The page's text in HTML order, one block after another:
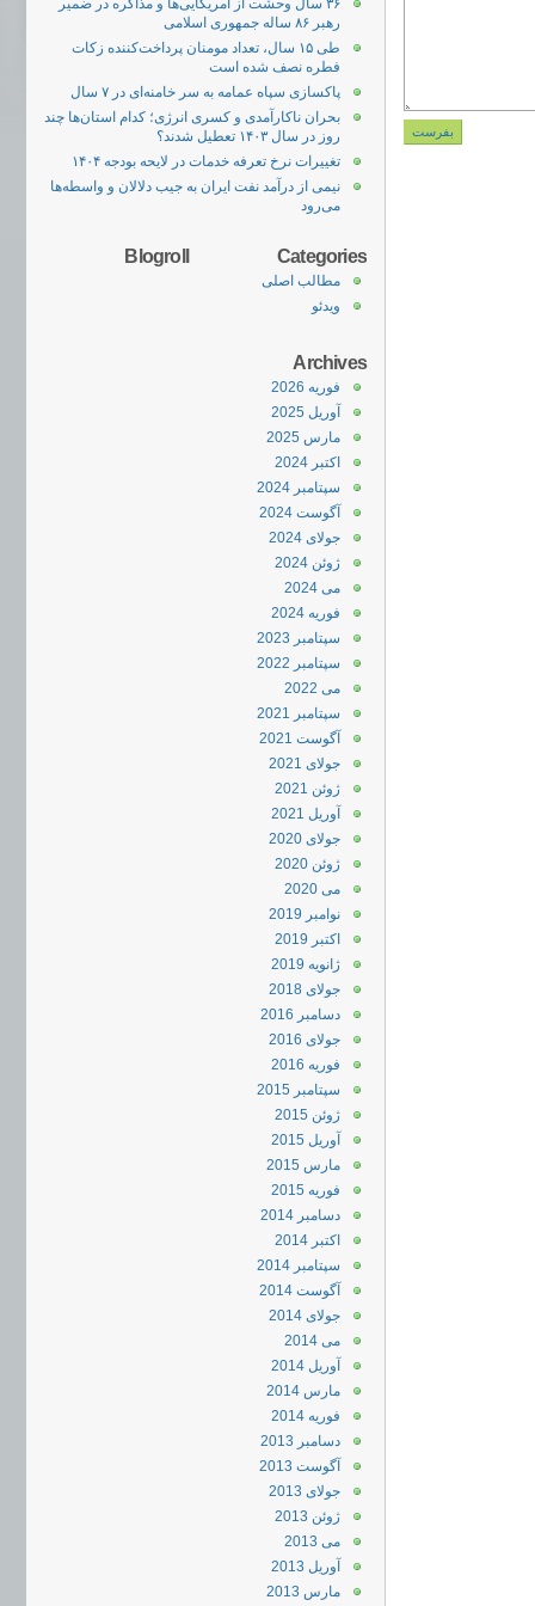
۳۶ سال وحشت از آمریکایی‌ها و مذاکره در ضمیر
رهبر ۸۶ ساله جمهوری اسلامی
طی ۱۵ سال، تعداد مومنان پرداخت‌کننده زکات
فطره نصف شده است
پاکسازی سپاه عمامه به سر خامنه‌‌ای در ۷ سال
بحران ناکارآمدی و کسری انرژی؛ کدام استان‌ها چند
روز در سال ۱۴۰۳ تعطیل شدند؟
تغییرات نرخ تعرفه خدمات در لایحه بودجه ۱۴۰۴
نیمی از درآمد نفت ایران به جیب دلالان و واسطه‌ها
می‌رود
Categories
مطالب اصلی
ویدئو
Blogroll
Archives
فوریه 2026
آوریل 2025
مارس 2025
اکتبر 2024
سپتامبر 2024
آگوست 2024
جولای 2024
ژوئن 2024
می 2024
فوریه 2024
سپتامبر 2023
سپتامبر 2022
می 2022
سپتامبر 2021
آگوست 2021
جولای 2021
ژوئن 2021
آوریل 2021
جولای 2020
ژوئن 2020
می 2020
نوامبر 2019
اکتبر 2019
ژانویه 2019
جولای 2018
دسامبر 2016
جولای 2016
فوریه 2016
سپتامبر 2015
ژوئن 2015
آوریل 2015
مارس 2015
فوریه 2015
دسامبر 2014
اکتبر 2014
سپتامبر 2014
آگوست 2014
جولای 2014
می 2014
آوریل 2014
مارس 2014
فوریه 2014
دسامبر 2013
آگوست 2013
جولای 2013
ژوئن 2013
می 2013
آوریل 2013
مارس 2013